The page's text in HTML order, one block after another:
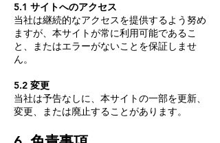
5.1 サイトへのアクセス
当社は継続的なアクセスを提供するよう努め
ますが、本サイトが常に利用可能であるこ
と、またはエラーがないことを保証しませ
ん。
5.2 変更
当社は予告なしに、本サイトの一部を更新、
変更、または廃止することがあります。